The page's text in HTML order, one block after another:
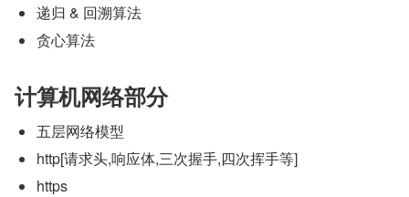
递归 & 回溯算法
贪心算法
计算机网络部分
五层网络模型
http[请求头,响应体,三次握手,四次挥手等]
https